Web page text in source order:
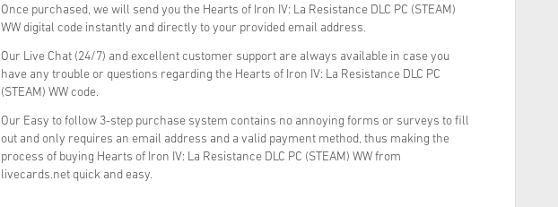
Once purchased, we will send you the Hearts of Iron IV: La Resistance DLC PC (STEAM)
WW digital code instantly and directly to your provided email address.
Our Live Chat (24/7) and excellent customer support are always available in case you
have any trouble or questions regarding the Hearts of Iron IV: La Resistance DLC PC
(STEAM) WW code.
Our Easy to follow 3-step purchase system contains no annoying forms or surveys to fill
out and only requires an email address and a valid payment method, thus making the
process of buying Hearts of Iron IV: La Resistance DLC PC (STEAM) WW from
livecards.net quick and easy.